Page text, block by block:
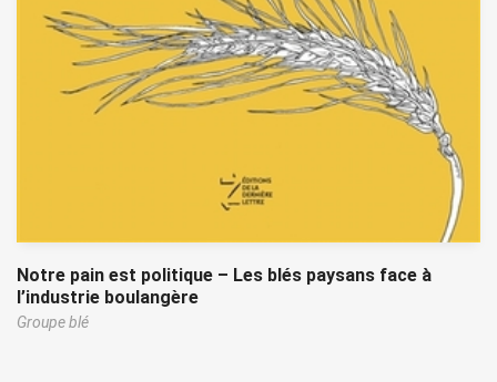
Notre pain est politique – Les blés paysans face à
l’industrie boulangère
Groupe blé